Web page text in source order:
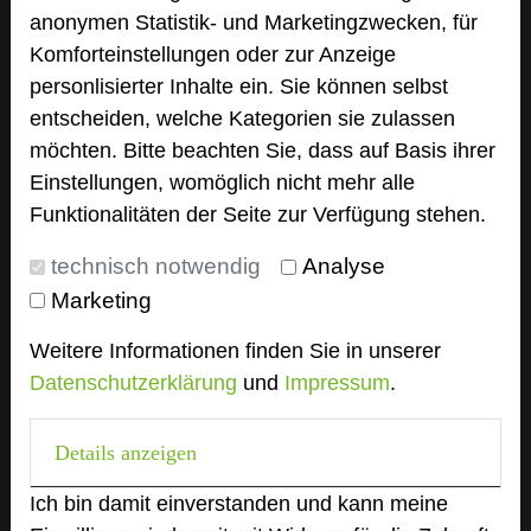
anonymen Statistik- und Marketingzwecken, für
Komforteinstellungen oder zur Anzeige
personlisierter Inhalte ein. Sie können selbst
entscheiden, welche Kategorien sie zulassen
möchten. Bitte beachten Sie, dass auf Basis ihrer
Einstellungen, womöglich nicht mehr alle
Funktionalitäten der Seite zur Verfügung stehen.
technisch notwendig
Analyse
Marketing
Weitere Informationen finden Sie in unserer
Datenschutzerklärung und Impressum.
Details anzeigen
Ich bin damit einverstanden und kann meine
Mintrops Land Hotel Burgaltendorf
Schwarzensteinweg 81
45289 Essen
phone +49 201 5717-10
mail Email
language Homepage
zur Tagungsanfrage hinzufügen
Bewertung
Tagungsplaner
Tagungsleiter